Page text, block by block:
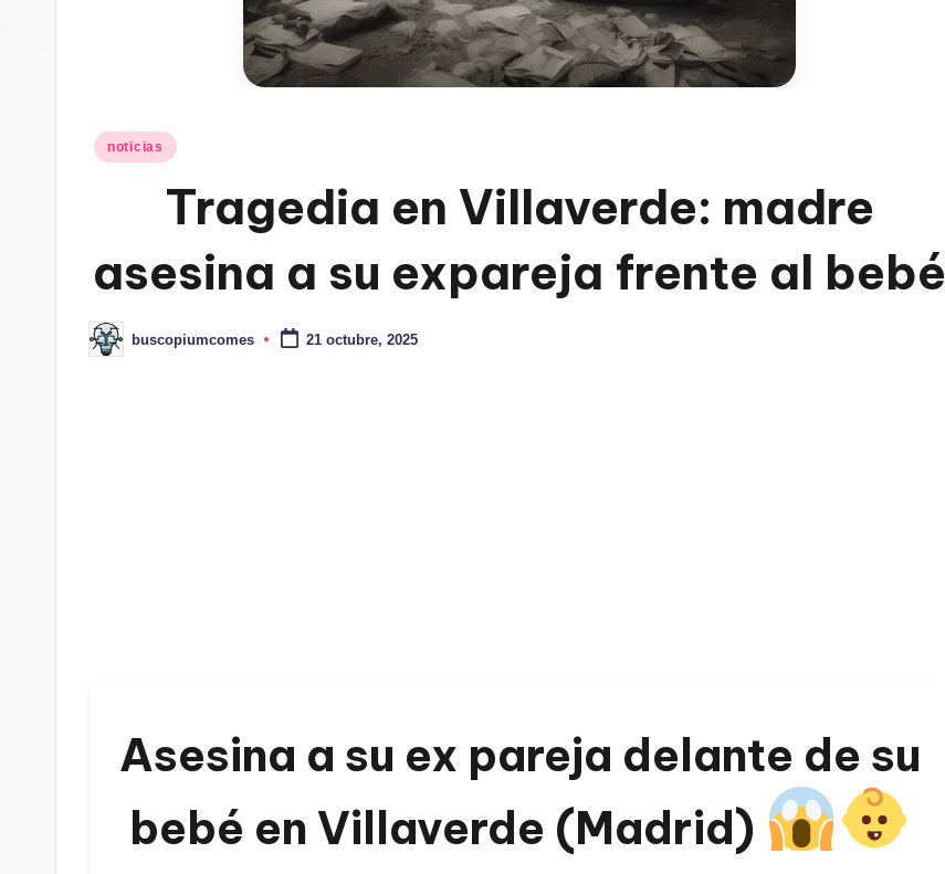
Publicado
en
noticias
Tragedia en Villaverde: madre
asesina a su expareja frente al bebé
Publicado
por
buscopiumcomes 21 octubre, 2025
Asesina a su ex pareja delante de su
bebé en Villaverde (Madrid)